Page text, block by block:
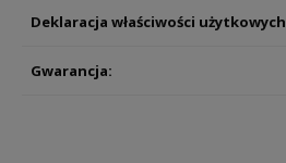
Deklaracja właściwości użytkowych
Gwarancja: